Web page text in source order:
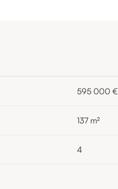
595 000 €
137 m²
4